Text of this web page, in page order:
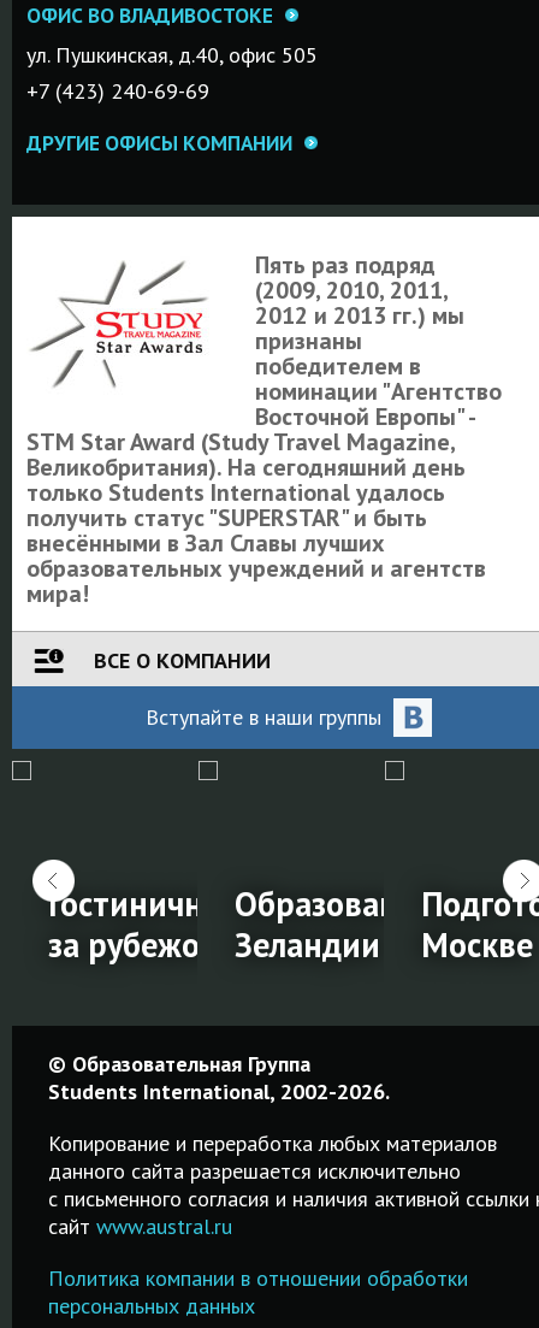
ОФИС ВО ВЛАДИВОСТОКЕ
ул. Пушкинская, д.40, офис 505
+7 (423) 240-69-69
ДРУГИЕ ОФИСЫ КОМПАНИИ
Пять раз подряд
(2009, 2010, 2011,
2012 и 2013 гг.) мы
признаны
победителем в
номинации "Агентство
Восточной Европы" -
STM Star Award (Study Travel Magazine,
Великобритания). На сегодняшний день
только Students International удалось
получить статус "SUPERSTAR" и быть
внесёнными в Зал Славы лучших
образовательных учреждений и агентств
мира!
ВСЕ О КОМПАНИИ
Вступайте в наши группы
за
городе!
Гостиничный менеджмент
за рубежом
Гостиничный
менеджмент
за
рубежом
Обучение
менеджменту за
рубежом в
Образование в
Зеландии
Образование
в Новой
Зеландии
Среднее,
профессиональное
образование.
Возможность
Москве
курсы от 2-х
месяцев!
© Образовательная Группа
Students International, 2002-2026.
Копирование и переработка любых материалов
данного сайта разрешается исключительно
c письменного согласия и наличия активной ссылки
сайт www.austral.ru
Политика компании в отношении обработки
персональных данных